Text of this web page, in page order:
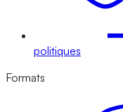
politiques
Formats